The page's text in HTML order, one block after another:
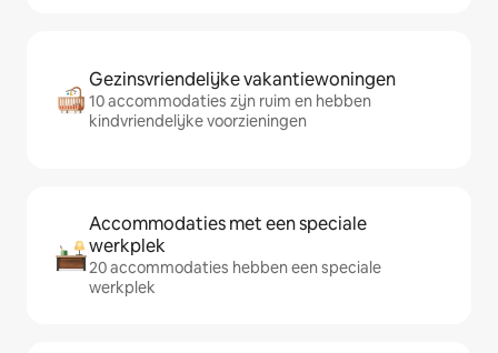
Gezinsvriendelijke vakantiewoningen
10 accommodaties zijn ruim en hebben
kindvriendelijke voorzieningen
Accommodaties met een speciale
werkplek
20 accommodaties hebben een speciale
werkplek